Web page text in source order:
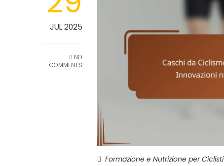
JUL 2025
NO
COMMENTS
Formazione e Nutrizione per Ciclisti